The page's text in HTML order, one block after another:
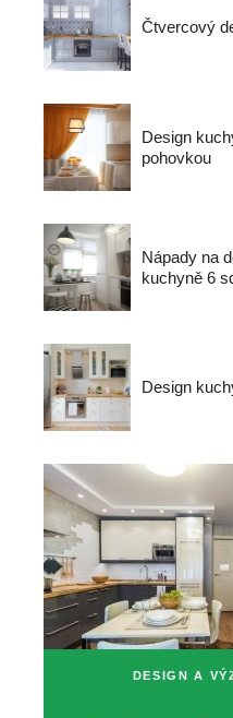
Čtvercový
Design
pohovkou
Nápady na
kuchyně 6
Design
DESIGN A